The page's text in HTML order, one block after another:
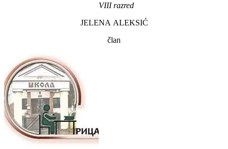
VIII razred
JELENA ALEKSIĆ
član